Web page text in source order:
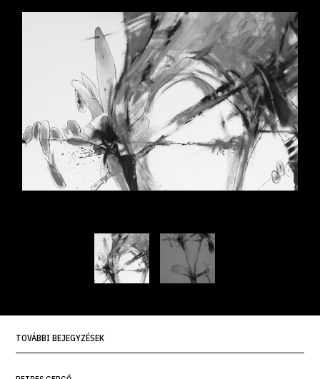
TOVÁBBI BEJEGYZÉSEK